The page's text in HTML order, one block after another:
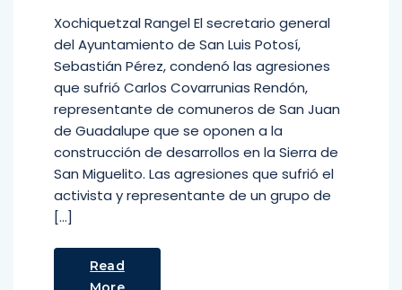
Xochiquetzal Rangel El secretario general
del Ayuntamiento de San Luis Potosí,
Sebastián Pérez, condenó las agresiones
que sufrió Carlos Covarrunias Rendón,
representante de comuneros de San Juan
de Guadalupe que se oponen a la
construcción de desarrollos en la Sierra de
San Miguelito. Las agresiones que sufrió el
activista y representante de un grupo de
[…]
Read